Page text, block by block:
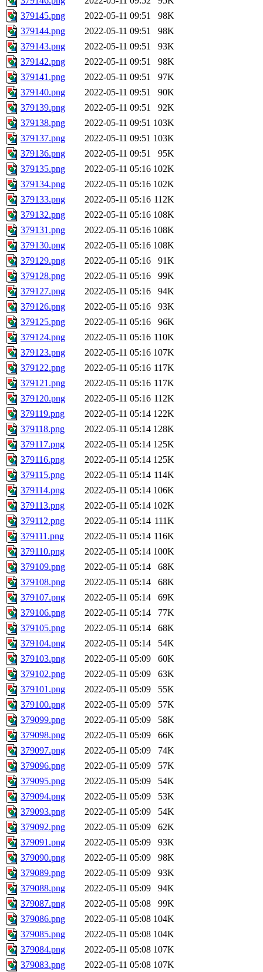
379145.png
2022-05-11 09:51
98K
379144.png
2022-05-11 09:51
98K
379143.png
2022-05-11 09:51
93K
379142.png
2022-05-11 09:51
98K
379141.png
2022-05-11 09:51
97K
379140.png
2022-05-11 09:51
90K
379139.png
2022-05-11 09:51
92K
379138.png
2022-05-11 09:51 103K
379137.png
2022-05-11 09:51 103K
379136.png
2022-05-11 09:51
95K
379135.png
2022-05-11 05:16 102K
379134.png
2022-05-11 05:16 102K
379133.png
2022-05-11 05:16 112K
379132.png
2022-05-11 05:16 108K
379131.png
2022-05-11 05:16 108K
379130.png
2022-05-11 05:16 108K
379129.png
2022-05-11 05:16
91K
379128.png
2022-05-11 05:16
99K
379127.png
2022-05-11 05:16
94K
379126.png
2022-05-11 05:16
93K
379125.png
2022-05-11 05:16
96K
379124.png
2022-05-11 05:16 110K
379123.png
2022-05-11 05:16 107K
379122.png
2022-05-11 05:16 117K
379121.png
2022-05-11 05:16 117K
379120.png
2022-05-11 05:16 112K
379119.png
2022-05-11 05:14 122K
379118.png
2022-05-11 05:14 128K
379117.png
2022-05-11 05:14 125K
379116.png
2022-05-11 05:14 125K
379115.png
2022-05-11 05:14 114K
379114.png
2022-05-11 05:14 106K
379113.png
2022-05-11 05:14 102K
379112.png
2022-05-11 05:14 111K
379111.png
2022-05-11 05:14 116K
379110.png
2022-05-11 05:14 100K
379109.png
2022-05-11 05:14
68K
379108.png
2022-05-11 05:14
68K
379107.png
2022-05-11 05:14
69K
379106.png
2022-05-11 05:14
77K
379105.png
2022-05-11 05:14
68K
379104.png
2022-05-11 05:14
54K
379103.png
2022-05-11 05:09
60K
379102.png
2022-05-11 05:09
63K
379101.png
2022-05-11 05:09
55K
379100.png
2022-05-11 05:09
57K
379099.png
2022-05-11 05:09
58K
379098.png
2022-05-11 05:09
66K
379097.png
2022-05-11 05:09
74K
379096.png
2022-05-11 05:09
57K
379095.png
2022-05-11 05:09
54K
379094.png
2022-05-11 05:09
53K
379093.png
2022-05-11 05:09
54K
379092.png
2022-05-11 05:09
62K
379091.png
2022-05-11 05:09
93K
379090.png
2022-05-11 05:09
98K
379089.png
2022-05-11 05:09
93K
379088.png
2022-05-11 05:09
94K
379087.png
2022-05-11 05:08
99K
379086.png
2022-05-11 05:08 104K
379085.png
2022-05-11 05:08 104K
379084.png
2022-05-11 05:08 107K
379083.png
2022-05-11 05:08 107K